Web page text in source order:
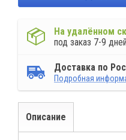
На удалённом
под заказ 7-9 дней
Доставка по
Подробная
Описание